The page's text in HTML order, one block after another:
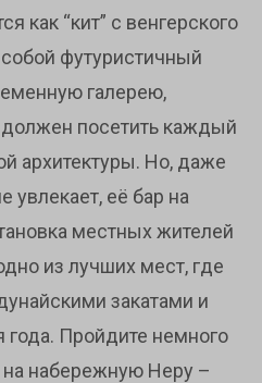
как “кит” с венгерского
футуристичный
галерею,
посетить каждый
архитектуры. Но, даже
увлекает, её бар на
местных жителей
из лучших мест, где
закатами и
года. Пройдите немного
набережную Неру –